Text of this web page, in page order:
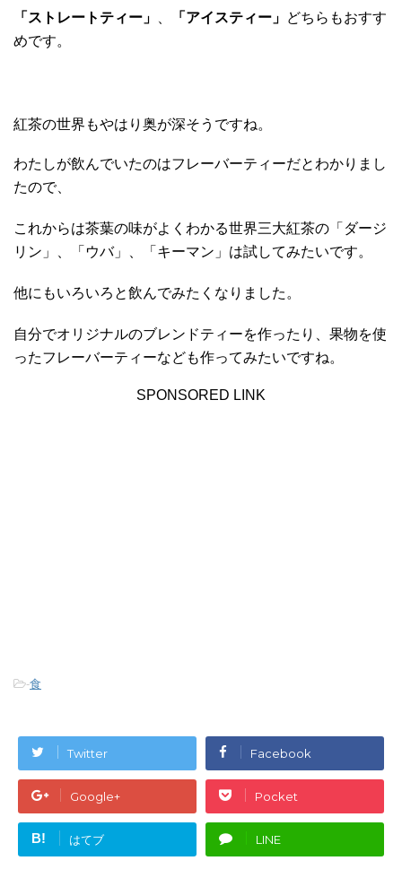
「ストレートティー」 「アイスティー」 どちらもおすす
めです。
紅茶の世界もやはり奥が深そうですね。
わたしが飲んでいたのはフレーバーティーだとわかりまし
たので、
これからは茶葉の味がよくわかる世界三大紅茶の「ダージ
リン」、「ウバ」、「キーマン」は試してみたいです。
他にもいろいろと飲んでみたくなりました。
自分でオリジナルのブレンドティーを作ったり、果物を使
ったフレーバーティーなども作ってみたいですね。
SPONSORED LINK
-食
Twitter Facebook
Google+ Pocket
B! はてブ LINE